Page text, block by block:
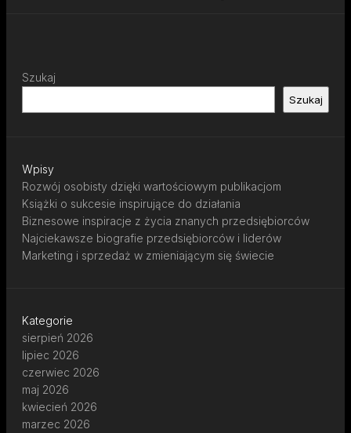
Szukaj
Szukaj
Wpisy
Rozwój osobisty dzięki wartościowym publikacjom
Książki o sukcesie inspirujące do działania
Biznesowe inspiracje z życia znanych przedsiębiorców
Najciekawsze biografie przedsiębiorców i liderów
Marketing i sprzedaż w zmieniającym się świecie
Kategorie
sierpień 2026
lipiec 2026
czerwiec 2026
maj 2026
kwiecień 2026
marzec 2026